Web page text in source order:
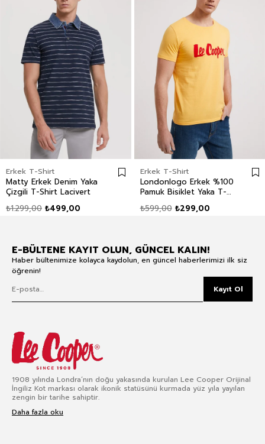
Erkek T-Shirt
Matty Erkek Denim Yaka
Çizgili T-Shirt Lacivert
₺499,00
₺1.299,00
Erkek T-Shirt
Londonlogo Erkek %100
Pamuk Bisiklet Yaka T-
₺299,00
₺599,00
E-BÜLTENE KAYIT OLUN, GÜNCEL KALIN!
Haber bültenimize kolayca kaydolun, en güncel haberlerimizi ilk siz
öğrenin!
Kayıt Ol
1908 yılında Londra’nın doğu yakasında kurulan Lee Cooper Orijinal
İngiliz Kot markası olarak ikonik statüsünü kurmada yüz yıla yayılan
zengin bir tarihe sahiptir.
Daha fazla oku